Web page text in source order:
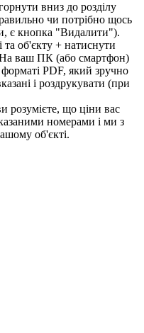
вниз до розділу
чи потрібно щось
є кнопка "Видалити").
та об'єкту + натиснути
ваш ПК (або смартфон)
PDF, який зручно
і роздрукувати (при
розумієте, що ціни вас
номерами і ми з
об'єкті.